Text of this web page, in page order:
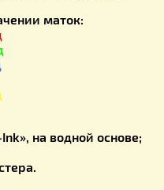
маток:
на водной основе;